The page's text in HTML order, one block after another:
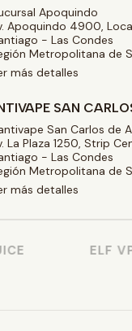
Apoquindo
Apoquindo 4900,
- Las Condes
Metropolitana de
más detalles
SAN
San Carlos de
La Plaza 1250, Strip
- Las Condes
Metropolitana de
más detalles
ELF VPR